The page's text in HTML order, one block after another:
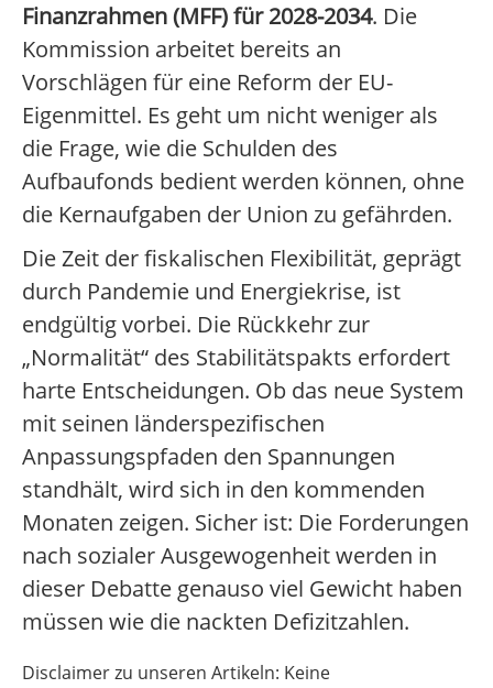
Finanzrahmen (MFF) für 2028-2034. Die
Kommission arbeitet bereits an
Vorschlägen für eine Reform der EU-
Eigenmittel. Es geht um nicht weniger als
die Frage, wie die Schulden des
Aufbaufonds bedient werden können, ohne
die Kernaufgaben der Union zu gefährden.
Die Zeit der fiskalischen Flexibilität, geprägt
durch Pandemie und Energiekrise, ist
endgültig vorbei. Die Rückkehr zur
„Normalität“ des Stabilitätspakts erfordert
harte Entscheidungen. Ob das neue System
mit seinen länderspezifischen
Anpassungspfaden den Spannungen
standhält, wird sich in den kommenden
Monaten zeigen. Sicher ist: Die Forderungen
nach sozialer Ausgewogenheit werden in
dieser Debatte genauso viel Gewicht haben
müssen wie die nackten Defizitzahlen.
Disclaimer zu unseren Artikeln: Keine